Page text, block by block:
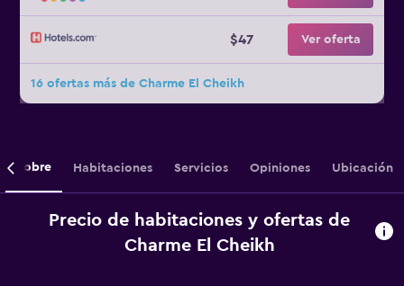
$47 Ver oferta
16 ofertas más de Charme El Cheikh
Sobre Habitaciones Servicios Opiniones Ubicación
Precio de habitaciones y ofertas de
Charme El Cheikh